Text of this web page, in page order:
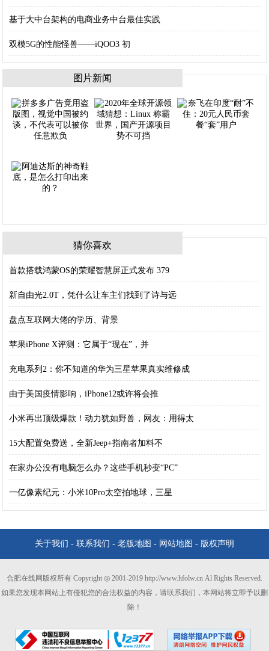
基于大中台架构的电商业务中台最佳实践
双模5G的性能怪兽——iQOO3 初
图片新闻
猜你喜欢
首款搭载鸿蒙OS的荣耀智慧屏正式发布 379
新自由光2.0T，凭什么让车主们找到了诗与远
盘点互联网大佬的学历、背景
苹果iPhone X评测：它属于“现在”，并
充电系列2：你不知道的华为三星苹果真实维修成
由于美国疫情影响，iPhone12或许将会推
小米再出顶级爆款！动力犹如野兽，网友：用得太
15大配置免费送，全新Jeep+指南者加料不
在家办公没有电脑怎么办？这些手机秒变“PC”
一亿像素纪元：小米10Pro太空拍地球，三星
关于我们 - 联系我们 - 老版地图 - 网站地图 - 版权声明
合肥在线网版权所有 Copyright ◎ 2001-2019 http://www.hfolw.cn Al Rights Reserved.
如果您发现本网站上有侵犯您的合法权益的内容，请联系我们，本网站将立即予以删
除！